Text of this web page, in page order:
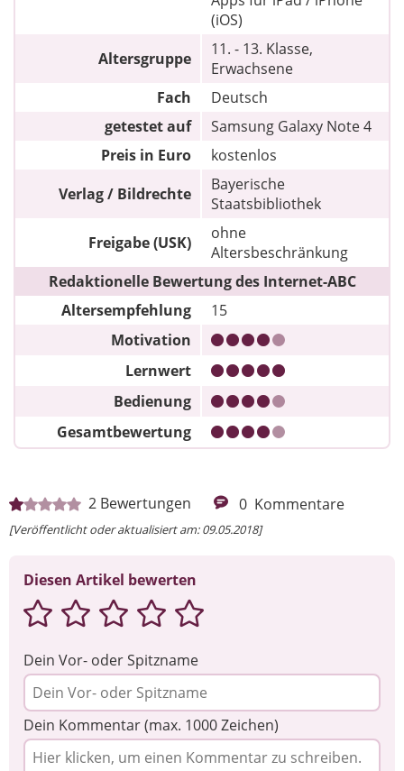
(iOS)
Altersgruppe
11. - 13. Klasse,
Erwachsene
Fach
Deutsch
getestet auf
Samsung Galaxy Note 4
Preis in Euro
kostenlos
Verlag / Bildrechte
Bayerische
Staatsbibliothek
Freigabe (USK)
ohne
Altersbeschränkung
Redaktionelle Bewertung des Internet-ABC
Altersempfehlung
15
Motivation
Lernwert
Bedienung
Gesamtbewertung
2 Bewertungen 0 Kommentare
[Veröffentlicht oder aktualisiert am: 09.05.2018]
Diesen Artikel bewerten
Dein Vor- oder Spitzname
Dein Kommentar (max. 1000 Zeichen)